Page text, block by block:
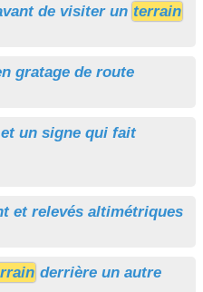
de visiter un terrain
gratage de route
et un signe qui fait
et relevés altimétriques
derrière un autre